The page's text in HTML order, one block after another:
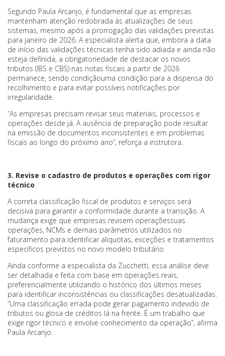
Segundo Paula Arcanjo, é fundamental que as empresas
mantenham atenção redobrada às atualizações de seus
sistemas, mesmo após a prorrogação das validações previstas
para janeiro de 2026. A especialista alerta que, embora a data
de início das validações técnicas tenha sido adiada e ainda não
esteja definida, a obrigatoriedade de destacar os novos
tributos (IBS e CBS) nas notas fiscais a partir de 2026
permanece, sendo condiçãouma condição para a dispensa do
recolhimento e para evitar possíveis notificações por
irregularidade.
“As empresas precisam revisar seus materiais, processos e
operações desde já. A ausência de preparação pode resultar
na emissão de documentos inconsistentes e em problemas
fiscais ao longo do próximo ano”, reforça a instrutora.
3. Revise o cadastro de produtos e operações com rigor
técnico
A correta classificação fiscal de produtos e serviços será
decisiva para garantir a conformidade durante a transição. A
mudança exige que empresas revisem operaçõessuas
operações, NCMs e demais parâmetros utilizados no
faturamento para identificar alíquotas, exceções e tratamentos
específicos previstos no novo modelo tributário.
Ainda conforme a especialista da Zucchetti, essa análise deve
ser detalhada e feita com base em operações reais,
preferencialmente utilizando o histórico dos últimos meses
para identificar inconsistências ou classificações desatualizadas.
“Uma classificação errada pode gerar pagamento indevido de
tributos ou glosa de créditos lá na frente. É um trabalho que
exige rigor técnico e envolve conhecimento da operação”, afirma
Paula Arcanjo.